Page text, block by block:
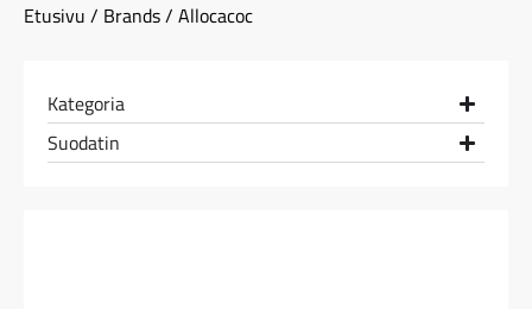
Etusivu / Brands/ Allocacoc
Kategoria
Suodatin